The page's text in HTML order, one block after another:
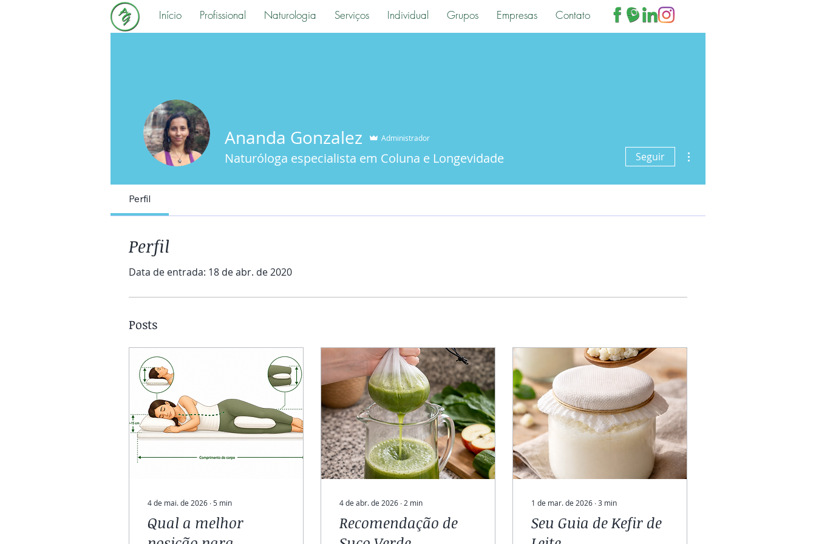
Início Profissional Naturologia Serviços Individual Grupos Empresas Contato
Ananda Gonzalez Administrador
Naturóloga especialista em Coluna e Longevidade Seguir
Perfil
Perfil
Data de entrada: 18 de abr. de 2020
Posts
4 de mai. de 2026 ∙ 5 min
Qual a melhor
4 de abr. de 2026 ∙ 2 min
Recomendação de
1 de mar. de 2026 ∙3 min
Seu Guia de Kefir de